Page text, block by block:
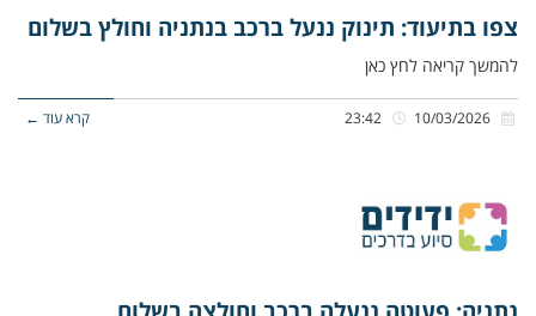
צפו בתיעוד: תינוק ננעל ברכב בנתניה וחולץ בשלום
להמשך קריאה לחץ כאן
קרא עוד ←